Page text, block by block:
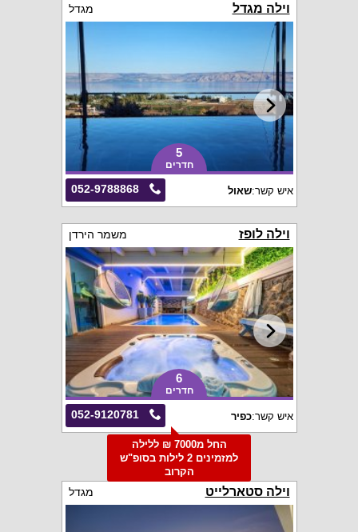
וילה מגדל מגדל
5
חדרים
052-9788868 איש קשר:שאול
וילה לופז משמר הירדן
6
חדרים
052-9120781 איש קשר:כפיר
החל מ7000 ₪ ללילה
למזמינים 2 לילות בסופ"ש
הקרוב
וילה סטארלייט מגדל